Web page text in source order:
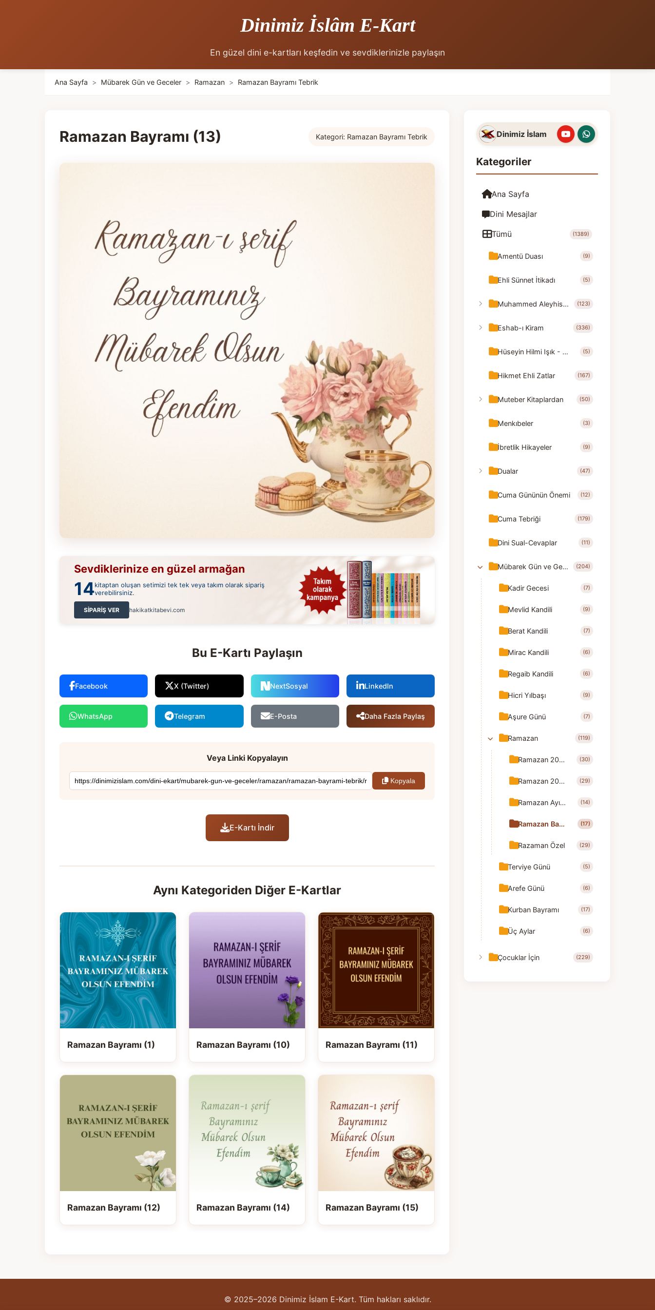
Dinimiz İslâm E-Kart
En güzel dini e-kartları keşfedin ve sevdiklerinizle paylaşın
Ana Sayfa > Mübarek Gün ve Geceler > Ramazan > Ramazan Bayramı Tebrik
Ramazan Bayramı (13) Kategori: Ramazan Bayramı Tebrik
Sevdiklerinize en güzel armağan
14kitaptan oluşan setimizi tek tek veya takım olarak sipariş
verebilirsiniz.
SİPARİŞ VER hakikatkitabevi.com
Bu E-Kartı Paylaşın
Facebook X (Twitter) NextSosyal LinkedIn
WhatsApp Telegram E-Posta Daha Fazla Paylaş
Veya Linki Kopyalayın
Kopyala
E-Kartı İndir
Aynı Kategoriden Diğer E-Kartlar
Ramazan Bayramı (1) Ramazan Bayramı (10) Ramazan Bayramı (11)
Ramazan Bayramı (12) Ramazan Bayramı (14) Ramazan Bayramı (15)
Dinimiz İslam
Kategoriler
Ana Sayfa
Dini Mesajlar
Tümü (1389)
Amentü Duası (9)
Ehli Sünnet İtikadı (5)
Muhammed Aleyhisselam (123)
Eshab-ı Kiram (336)
Hüseyin Hilmi Işık - Nasihatler (5)
Hikmet Ehli Zatlar (167)
Muteber Kitaplardan (50)
Menkıbeler (3)
İbretlik Hikayeler (9)
Dualar (47)
Cuma Gününün Önemi (12)
Cuma Tebriği (179)
Dini Sual-Cevaplar (11)
Mübarek Gün ve Geceler (204)
Kadir Gecesi (7)
Mevlid Kandili (9)
Berat Kandili (7)
Mirac Kandili (6)
Regaib Kandili (6)
Hicri Yılbaşı (9)
Aşure Günü (7)
Ramazan (119)
Ramazan 2025 (30)
Ramazan 2026 (29)
Ramazan Ayı Tebrik (14)
Ramazan Bayramı Tebrik (17)
Razaman Özel (29)
Terviye Günü (5)
Arefe Günü (6)
Kurban Bayramı (17)
Üç Aylar (6)
Çocuklar İçin (229)
© 2025–2026 Dinimiz İslam E-Kart. Tüm hakları saklıdır.